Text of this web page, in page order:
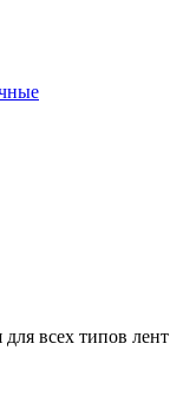
всех типов лент